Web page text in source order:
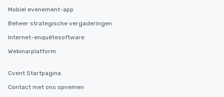
Mobiel evenement-app
Beheer strategische vergaderingen
Internet-enquêtesoftware
Webinarplatform
Cvent Startpagina
Contact met ons opnemen